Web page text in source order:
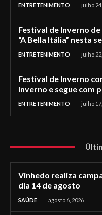
ENTRETENIMENTO julho
Festival de Inverno
“A Bella Itália” nesta
ENTRETENIMENTO julho
Festival de Inverno
Inverno e segue com
ENTRETENIMENTO julho
Vinhedo realiza
dia 14 de agosto
SAÚDE agosto 6, 2026